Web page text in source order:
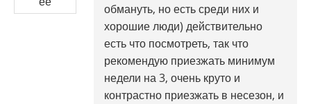
обмануть, но есть среди них и
хорошие люди) действительно
есть что посмотреть, так что
рекомендую приезжать минимум
недели на 3, очень круто и
контрастно приезжать в несезон, и